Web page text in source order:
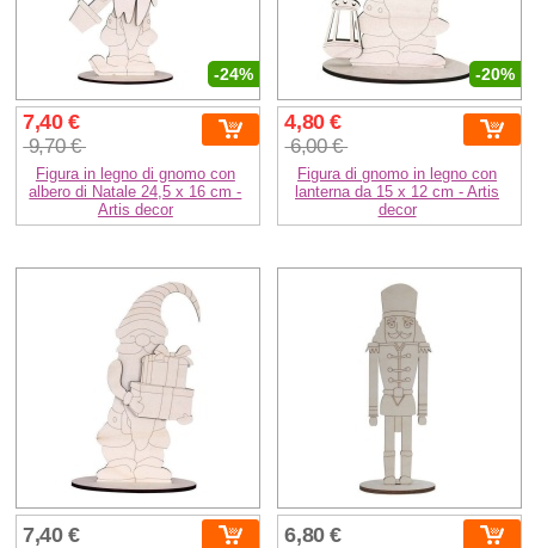
-24%
7,40 €
9,70 €
Figura in legno di gnomo con
albero di Natale 24,5 x 16 cm -
Artis decor
-20%
4,80 €
6,00 €
Figura di gnomo in legno con
lanterna da 15 x 12 cm - Artis
decor
7,40 € 6,80 €